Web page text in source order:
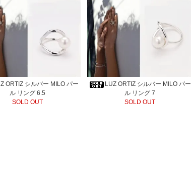
ORTIZ シルバー MILO パー
ル リング 6.5
SOLD OUT
LUZ ORTIZ シルバー MILO パー
ル リング 7
SOLD OUT